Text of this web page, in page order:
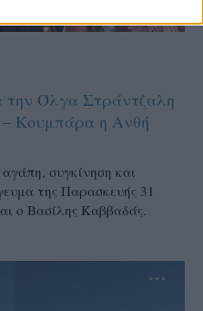
την Όλγα Στράντζαλη
Κουμπάρα η Ανθή
συγκίνηση και
της Παρασκευής 31
ο Βασίλης Καββαδάς.